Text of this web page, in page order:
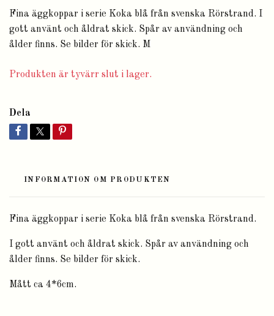
Fina äggkoppar i serie Koka blå från svenska Rörstrand. I
gott använt och åldrat skick. Spår av användning och
ålder finns. Se bilder för skick. M
Produkten är tyvärr slut i lager.
Dela
INFORMATION OM PRODUKTEN
Fina äggkoppar i serie Koka blå från svenska Rörstrand.
I gott använt och åldrat skick. Spår av användning och
ålder finns. Se bilder för skick.
Mått ca 4*6cm.